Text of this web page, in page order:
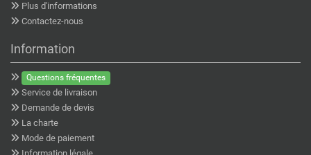
Plus d'informations
Contactez-nous
Information
Questions fréquentes
Service de livraison
Demande de devis
La charte
Mode de paiement